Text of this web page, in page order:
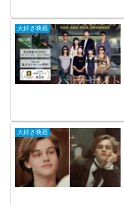
大好き映画
大好き映画